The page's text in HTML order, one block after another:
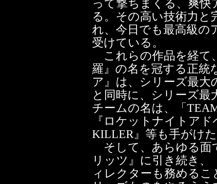
って撃ちまくる、爽
る。その高い技術力と
れ、今日でも最高級の
受けている。
これらの作品を経て
羅』の名を冠する正統
ア』は、シリーズ最大
と同時に、シリーズ最
チームの名は、「
『ロケットナイトア
KILLER』等も手がけ
そして、あらゆる面
リッツ』に引き続き
ィレクターも務める